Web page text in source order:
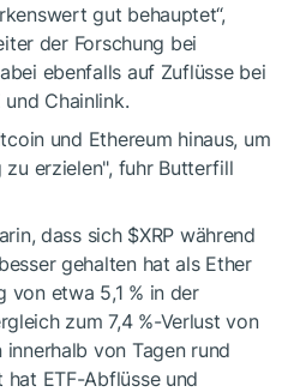
gut behauptet“,
der Forschung bei
ebenfalls auf Zuflüsse bei
Chainlink.
und Ethereum hinaus, um
erzielen", fuhr Butterfill
dass sich $XRP während
gehalten hat als Ether
von etwa 5,1 % in der
zum 7,4 %-Verlust von
von Tagen rund
ETF-Abflüsse und